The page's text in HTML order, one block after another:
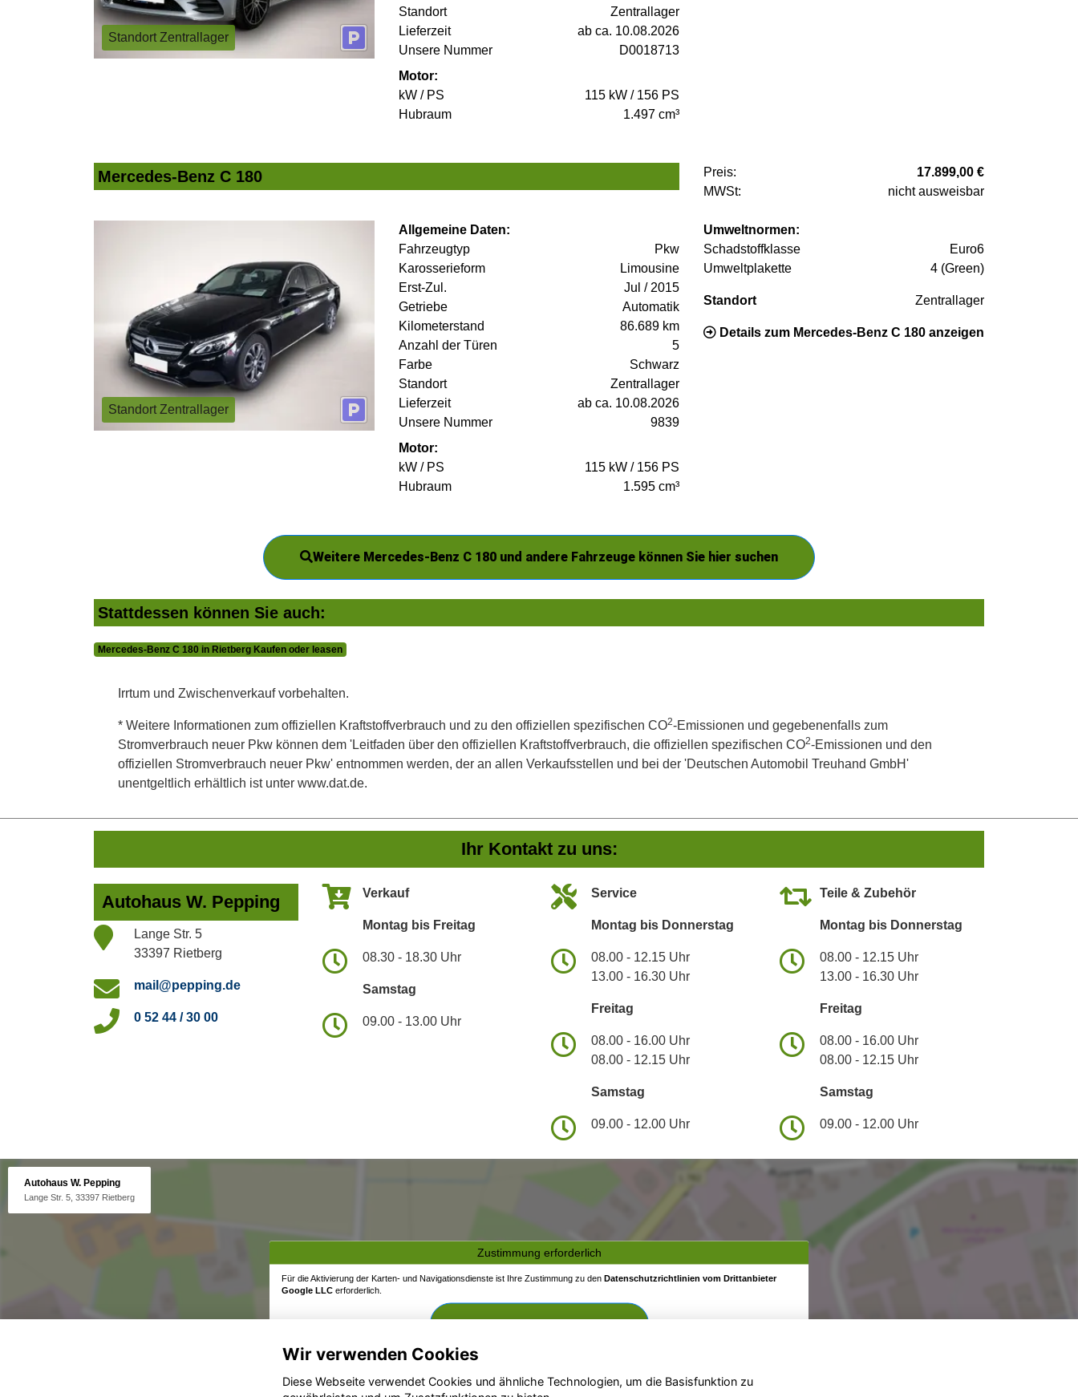
Standort Zentrallager
Standort
Zentrallager
Lieferzeit
ab ca. 10.08.2026
Unsere Nummer
D0018713
Motor:
kW / PS
115 kW / 156 PS
Hubraum
1.497 cm³
Mercedes-Benz C 180 Preis:
17.899,00 €
MWSt:
nicht ausweisbar
Standort Zentrallager
Allgemeine Daten:
Fahrzeugtyp
Pkw
Karosserieform
Limousine
Erst-Zul.
Jul / 2015
Getriebe
Automatik
Kilometerstand
86.689 km
Anzahl der Türen
5
Farbe
Schwarz
Standort
Zentrallager
Lieferzeit
ab ca. 10.08.2026
Unsere Nummer
9839
Motor:
kW / PS
115 kW / 156 PS
Hubraum
1.595 cm³
Umweltnormen:
Schadstoffklasse
Euro6
Umweltplakette
4 (Green)
Standort Zentrallager
Details zum Mercedes-Benz C 180 anzeigen
Weitere Mercedes-Benz C 180 und andere Fahrzeuge können Sie hier suchen
Stattdessen können Sie auch:
Mercedes-Benz C 180 in Rietberg Kaufen oder leasen
Irrtum und Zwischenverkauf vorbehalten.
* Weitere Informationen zum offiziellen Kraftstoffverbrauch und zu den offiziellen spezifischen CO2-Emissionen und gegebenenfalls zum
Stromverbrauch neuer Pkw können dem 'Leitfaden über den offiziellen Kraftstoffverbrauch, die offiziellen spezifischen CO2-Emissionen und den
offiziellen Stromverbrauch neuer Pkw' entnommen werden, der an allen Verkaufsstellen und bei der 'Deutschen Automobil Treuhand GmbH'
unentgeltlich erhältlich ist unter www.dat.de.
Ihr Kontakt zu uns:
Autohaus W. Pepping
Lange Str. 5
33397 Rietberg
mail@pepping.de
0 52 44 / 30 00
Verkauf
Montag bis Freitag
08.30 - 18.30 Uhr
Samstag
09.00 - 13.00 Uhr
Service
Montag bis Donnerstag
08.00 - 12.15 Uhr
13.00 - 16.30 Uhr
Freitag
08.00 - 16.00 Uhr
08.00 - 12.15 Uhr
Samstag
09.00 - 12.00 Uhr
Teile & Zubehör
Montag bis Donnerstag
08.00 - 12.15 Uhr
13.00 - 16.30 Uhr
Freitag
08.00 - 16.00 Uhr
08.00 - 12.15 Uhr
Samstag
09.00 - 12.00 Uhr
Autohaus W. Pepping
Lange Str. 5, 33397 Rietberg
Zustimmung erforderlich
Für die Aktivierung der Karten- und Navigationsdienste ist Ihre Zustimmung zu den Datenschutzrichtlinien vom Drittanbieter
Google LLC erforderlich.
Zustimmen und aktivieren
Wir verwenden Cookies
Diese Webseite verwendet Cookies und ähnliche Technologien, um die Basisfunktion zu